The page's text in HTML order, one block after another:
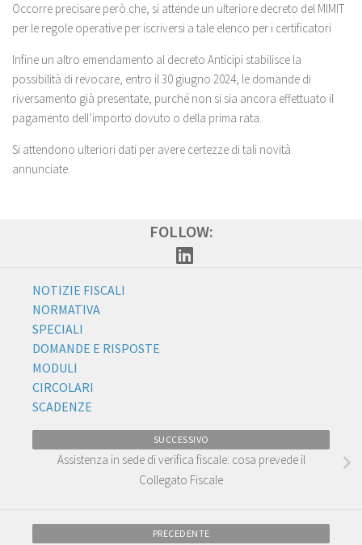
Occorre precisare però che, si attende un ulteriore decreto del MIMIT
per le regole operative per iscriversi a tale elenco per i certificatori
Infine un altro emendamento al decreto Anticipi stabilisce la
possibilità di revocare, entro il 30 giugno 2024, le domande di
riversamento già presentate, purché non si sia ancora effettuato il
pagamento dell’importo dovuto o della prima rata.
Si attendono ulteriori dati per avere certezze di tali novità
annunciate.
FOLLOW:
NOTIZIE FISCALI
NORMATIVA
SPECIALI
DOMANDE E RISPOSTE
MODULI
CIRCOLARI
SCADENZE
SUCCESSIVO
Assistenza in sede di verifica fiscale: cosa prevede il
Collegato Fiscale
PRECEDENTE